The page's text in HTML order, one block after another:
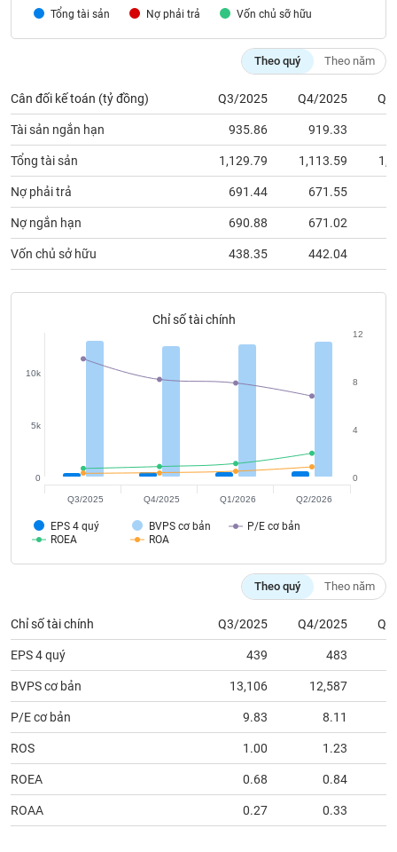
Tổng tài sản Nợ phải trả Vốn chủ sỡ hữu
Theo quý Theo năm
Cân đối kế toán (tỷ đồng) Q3/2025 Q4/2025
Tài sản ngắn hạn 935.86 919.33
Tổng tài sản 1,129.79 1,113.59
Nợ phải trả 691.44 671.55
Nợ ngắn hạn 690.88 671.02
Vốn chủ sở hữu 438.35 442.04
Chỉ số tài chính
EPS 4 quý BVPS cơ bản
P/E cơ bản
ROEA
ROA
0
5k
10k
0
4
8
12
Q3/2025 Q4/2025 Q1/2026 Q2/2026
Theo quý Theo năm
Chỉ số tài chính Q3/2025 Q4/2025
EPS 4 quý 439 483
BVPS cơ bản 13,106 12,587
P/E cơ bản 9.83 8.11
ROS 1.00 1.23
ROEA 0.68 0.84
ROAA 0.27 0.33
cụ
đầu
tư
Truyền
thông
tài
chính
liệu